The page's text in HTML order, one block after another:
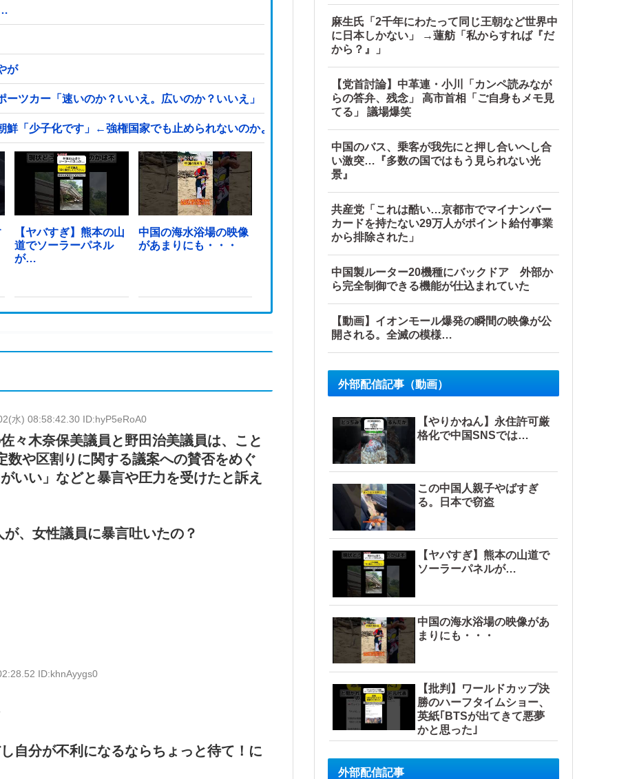
が
ツカー「速いのか？いいえ。広いのか？いいえ」【海外の反応】
「少子化です」←強権国家でも止められないのかよ他
【ヤバすぎ】熊本の山
道でソーラーパネル
が…
中国の海水浴場の映像
があまりにも・・・
水) 08:58:42.30 ID:hyP5eRoA0
々木奈保美議員と野田治美議員は、こと
や区割りに関する議案への賛否をめぐ
いい」などと暴言や圧力を受けたと訴え
、女性議員に暴言吐いたの？
ID:khnAyygs0
自分が不利になるならちょっと待て！に
麻生氏「2千年にわたって同じ王朝など世界中
に日本しかない」 →蓮舫「私からすれば『だ
から？』」
【党首討論】中革連・小川「カンペ読みなが
らの答弁、残念」 高市首相「ご自身もメモ見
てる」 議場爆笑
中国のバス、乗客が我先にと押し合いへし合
い激突…『多数の国ではもう見られない光
景』
共産党「これは酷い…京都市でマイナンバー
カードを持たない29万人がポイント給付事業
から排除された」
中国製ルーター20機種にバックドア 外部か
ら完全制御できる機能が仕込まれていた
【動画】イオンモール爆発の瞬間の映像が公
開される。全滅の模様…
外部配信記事（動画）
【やりかねん】永住許可厳
格化で中国SNSでは…
この中国人親子やばすぎ
る。日本で窃盗
【ヤバすぎ】熊本の山道で
ソーラーパネルが…
中国の海水浴場の映像があ
まりにも・・・
【批判】ワールドカップ決
勝のハーフタイムショー、
英紙｢BTSが出てきて悪夢
かと思った｣
外部配信記事